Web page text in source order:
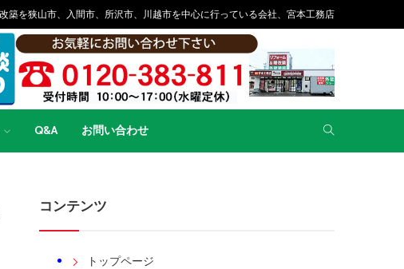
築を狭山市、入間市、所沢市、川越市を中心に行っている会社、宮本工務店
Q&A お問い合わせ
コンテンツ
トップページ